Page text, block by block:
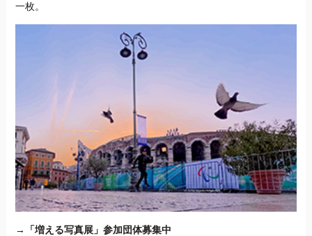
一枚。
→ 「増える写真展」参加団体募集中